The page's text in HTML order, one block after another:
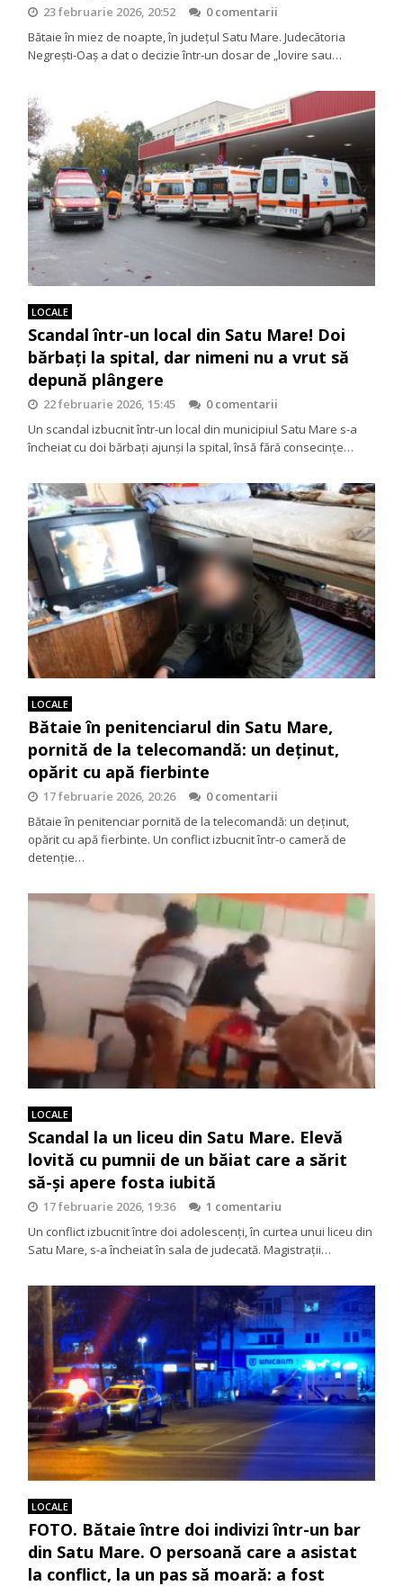
23 februarie 2026, 20:52
0 comentarii
Bătaie în miez de noapte, în județul Satu Mare. Judecătoria
Negrești-Oaș a dat o decizie într-un dosar de „lovire sau…
LOCALE
Scandal într-un local din Satu Mare! Doi
bărbați la spital, dar nimeni nu a vrut să
depună plângere
22 februarie 2026, 15:45
0 comentarii
Un scandal izbucnit într-un local din municipiul Satu Mare s-a
încheiat cu doi bărbați ajunși la spital, însă fără consecințe…
LOCALE
Bătaie în penitenciarul din Satu Mare,
pornită de la telecomandă: un deținut,
opărit cu apă fierbinte
17 februarie 2026, 20:26
0 comentarii
Bătaie în penitenciar pornită de la telecomandă: un deținut,
opărit cu apă fierbinte. Un conflict izbucnit într-o cameră de
detenție…
LOCALE
Scandal la un liceu din Satu Mare. Elevă
lovită cu pumnii de un băiat care a sărit
să-și apere fosta iubită
17 februarie 2026, 19:36
1 comentariu
Un conflict izbucnit între doi adolescenți, în curtea unui liceu din
Satu Mare, s-a încheiat în sala de judecată. Magistrații…
LOCALE
FOTO. Bătaie între doi indivizi într-un bar
din Satu Mare. O persoană care a asistat
la conflict, la un pas să moară: a fost